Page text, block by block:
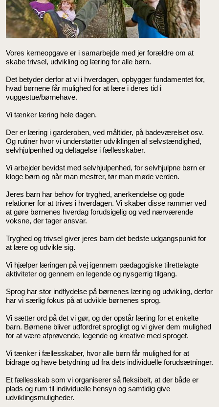
Vores kerneopgave er i samarbejde med jer forældre om at
skabe trivsel, udvikling og læring for alle børn.
Det betyder derfor at vi i hverdagen, opbygger fundamentet for,
hvad børnene får mulighed for at lære i deres tid i
vuggestue/børnehave.
Vi tænker læring hele dagen.
Der er læring i garderoben, ved måltider, på badeværelset osv.
Og rutiner hvor vi understøtter udviklingen af selvstændighed,
selvhjulpenhed og deltagelse i fællesskaber.
Vi arbejder bevidst med selvhjulpenhed, for selvhjulpne børn er
kloge børn og når man mestrer, tør man møde verden.
Jeres barn har behov for tryghed, anerkendelse og gode
relationer for at trives i hverdagen. Vi skaber disse rammer ved
at gøre børnenes hverdag forudsigelig og ved nærværende
voksne, der tager ansvar.
Tryghed og trivsel giver jeres barn det bedste udgangspunkt for
at lære og udvikle sig.
Vi hjælper læringen på vej igennem pædagogiske tilrettelagte
aktiviteter og gennem en legende og nysgerrig tilgang.
Sprog har stor indflydelse på børnenes læring og udvikling, derfor
har vi særlig fokus på at udvikle børnenes sprog.
Vi sætter ord på det vi gør, og der opstår læring for et enkelte
barn. Børnene bliver udfordret sprogligt og vi giver dem mulighed
for at være afprøvende, legende og kreative med sproget.
Vi tænker i fællesskaber, hvor alle børn får mulighed for at
bidrage og have betydning ud fra dets individuelle forudsætninger.
Et fællesskab som vi organiserer så fleksibelt, at der både er
plads og rum til individuelle hensyn og samtidig give
udviklingsmuligheder.